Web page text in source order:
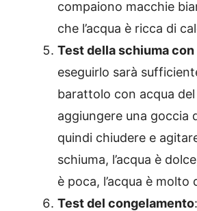
compaiono macchie
che l’acqua è ricca di
Test della schiuma con
eseguirlo sarà
barattolo con acqua
aggiungere una goccia
quindi chiudere e
schiuma, l’acqua è
è poca, l’acqua è molto
Test del congelamento